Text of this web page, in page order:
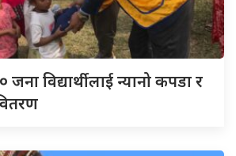
जना विद्यार्थीलाई न्यानो कपडा र